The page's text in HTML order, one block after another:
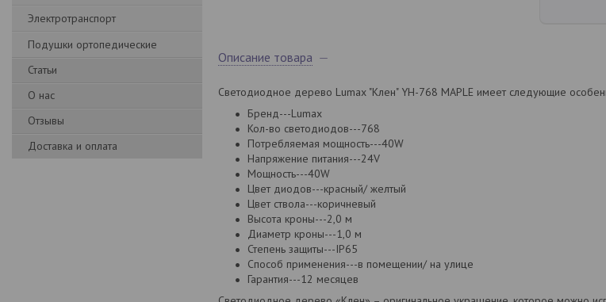
Электротранспорт
Подушки ортопедические
Статьи
О нас
Отзывы
Доставка и оплата
Описание товара
Светодиодное дерево Lumax "Клен" YH-768 MAPLE имеет следующие
Бренд---Lumax
Кол-во светодиодов---768
Потребляемая мощность---40W
Напряжение питания---24V
Мощность---40W
Цвет диодов---красный/ желтый
Цвет ствола---коричневый
Высота кроны---2,0 м
Диаметр кроны---1,0 м
Степень защиты---IP65
Способ применения---в помещении/ на улице
Гарантия---12 месяцев